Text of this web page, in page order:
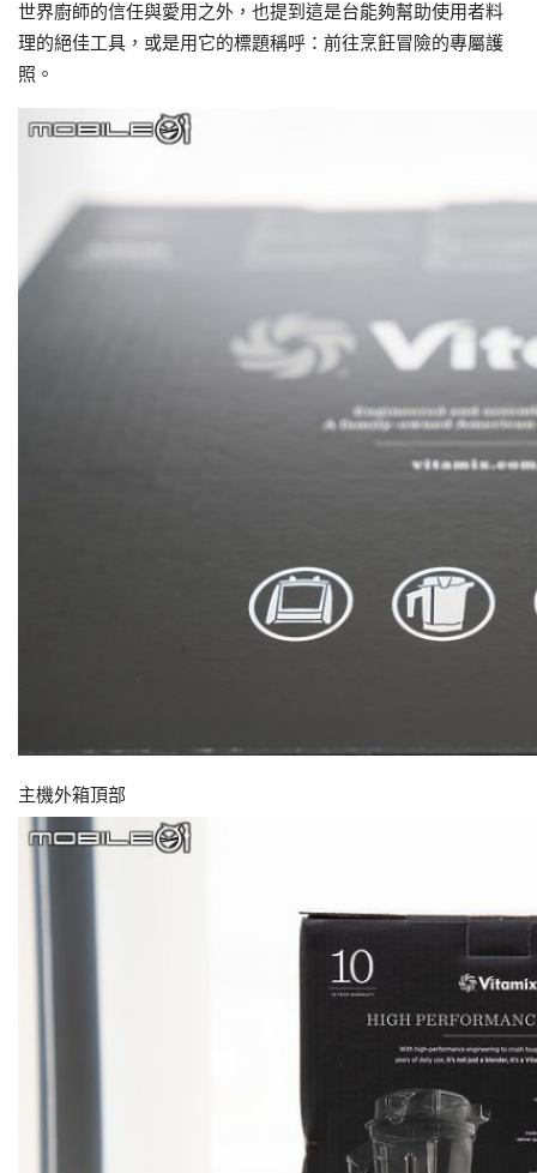
世界廚師的信任與愛用之外，也提到這是台能夠幫助使用者料
理的絕佳工具，或是用它的標題稱呼：前往烹飪冒險的專屬護
照。
主機外箱頂部